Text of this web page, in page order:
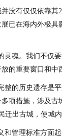
没有仅仅依靠
已在海内外极
灵魂。我们不仅
的重要窗口和中
整的历史遗存是
项措施，涉及
迁出古城，使城
和管理标准方面